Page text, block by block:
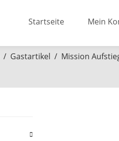
Startseite Mein
Gastartikel Mission